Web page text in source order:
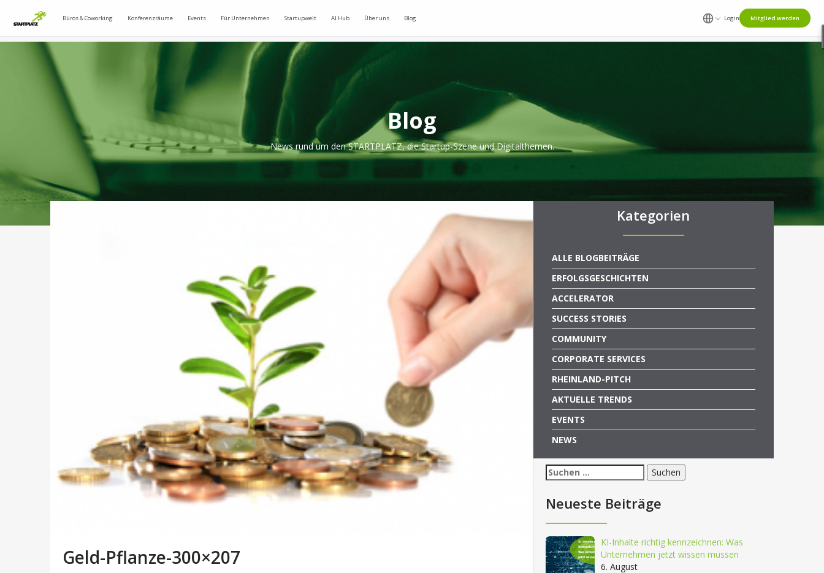
Büros & Coworking Konferenzräume Events Für Unternehmen Startupwelt AI Hub Über uns Blog Login Mitglied werden
Blog
News rund um den STARTPLATZ, die Startup-Szene und Digitalthemen.
Geld-Pflanze-300×207
Kategorien
ALLE BLOGBEITRÄGE
ERFOLGSGESCHICHTEN
ACCELERATOR
SUCCESS STORIES
COMMUNITY
CORPORATE SERVICES
RHEINLAND-PITCH
AKTUELLE TRENDS
EVENTS
NEWS
Suchen
nach:
Neueste Beiträge
KI-Inhalte richtig kennzeichnen: Was
Unternehmen jetzt wissen müssen
6. August